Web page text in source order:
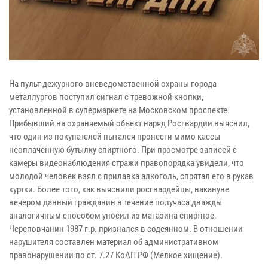
На пульт дежурного вневедомственной охраны города
металлургов поступил сигнал с тревожной кнопки,
установленной в супермаркете на Московском проспекте.
Прибывший на охраняемый объект наряд Росгвардии выяснил,
что один из покупателей пытался пронести мимо кассы
неоплаченную бутылку спиртного. При просмотре записей с
камеры видеонаблюдения стражи правопорядка увидели, что
молодой человек взял с прилавка алкоголь, спрятал его в рукав
куртки. Более того, как выяснили росгвардейцы, накануне
вечером данный гражданин в течение получаса дважды
аналогичным способом уносил из магазина спиртное.
Череповчанин 1987 г.р. признался в содеянном. В отношении
нарушителя составлен материал об административном
правонарушении по ст. 7.27 КоАП РФ (Мелкое хищение).